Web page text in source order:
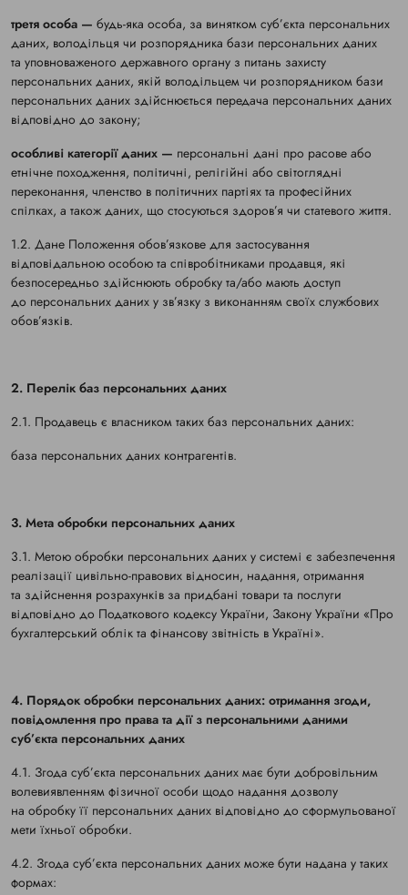
третя особа — будь-яка особа, за винятком суб’єкта персональних
даних, володільця чи розпорядника бази персональних даних
та уповноваженого державного органу з питань захисту
персональних даних, якій володільцем чи розпорядником бази
персональних даних здійснюється передача персональних даних
відповідно до закону;
особливі категорії даних — персональні дані про расове або
етнічне походження, політичні, релігійні або світоглядні
переконання, членство в політичних партіях та професійних
спілках, а також даних, що стосуються здоров’я чи статевого життя.
1.2. Дане Положення обов’язкове для застосування
відповідальною особою та співробітниками продавця, які
безпосередньо здійснюють обробку та/або мають доступ
до персональних даних у зв’язку з виконанням своїх службових
обов’язків.
2. Перелік баз персональних даних
2.1. Продавець є власником таких баз персональних даних:
база персональних даних контрагентів.
3. Мета обробки персональних даних
3.1. Метою обробки персональних даних у системі є забезпечення
реалізації цивільно-правових відносин, надання, отримання
та здійснення розрахунків за придбані товари та послуги
відповідно до Податкового кодексу України, Закону України «Про
бухгалтерський облік та фінансову звітність в Україні».
4. Порядок обробки персональних даних: отримання згоди,
повідомлення про права та дії з персональними даними
суб’єкта персональних даних
4.1. Згода суб’єкта персональних даних має бути добровільним
волевиявленням фізичної особи щодо надання дозволу
на обробку її персональних даних відповідно до сформульованої
мети їхньої обробки.
4.2. Згода суб’єкта персональних даних може бути надана у таких
формах: